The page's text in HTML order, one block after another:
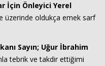
İçin Önleyici Yerel
üzerinde oldukça emek sarf
Sayın; Uğur İbrahim
tebrik ve takdir ettiğimi